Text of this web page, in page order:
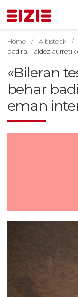
Home Albisteak
badira, aldez aurretik
«Bileran
behar
eman